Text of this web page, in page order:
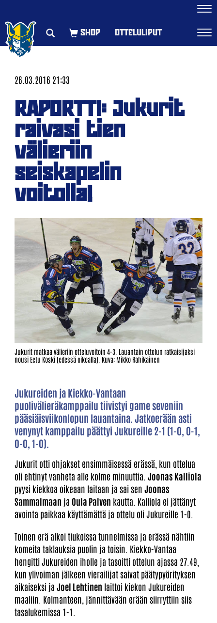
OTTELULIPUT
26.03.2016 21:33
RAPORTTI: Jukurit
raivasi tien
välieriin
seiskapelin
voitolla!
Jukurit matkaa välieriin otteluvoitoin 4-3. Lauantain ottelun ratkaisijaksi
nousi Eetu Koski (edessä oikealla). Kuva: Mikko Rahikainen
Jukureiden ja Kiekko-Vantaan
puolivälieräkamppailu tiivistyi game seveniin
pääsiäisviikonlopun lauantaina. Jatkoerään asti
venynyt kamppailu päättyi Jukureille 2-1 (1-0, 0-1,
0-0, 1-0).
Jukurit otti ohjakset ensimmäisessä erässä, kun ottelua
oli ehtinyt vanheta alle kolme minuuttia. Joonas Kalliola
pyysi kiekkoa oikeaan laitaan ja sai sen Joonas
Sammalmaan ja Oula Palven kautta. Kalliola ei jättänyt
avointa paikkaa käyttämättä ja ottelu oli Jukureille 1-0.
Toinen erä alkoi tiukoissa tunnelmissa ja erässä nähtiin
komeita taklauksia puolin ja toisin. Kiekko-Vantaa
hengitti Jukureiden iholle ja tasoitti ottelun ajassa 27.49,
kun ylivoiman jälkeen vierailijat saivat päätypyörityksen
aikaiseksi ja Joel Lehtinen laittoi kiekon Jukureiden
maaliin. Kolmanteen, jännittävään erään siirryttiin siis
tasalukemissa 1-1.